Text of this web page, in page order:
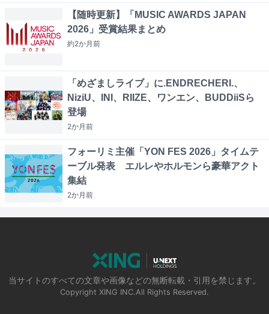
【随時更新】「MUSIC AWARDS JAPAN
2026」受賞結果まとめ
約2か月前
「めざましライブ」に.ENDRECHERI.、
NiziU、INI、RIIZE、ワンエン、BUDDiiSら
登場
2か月前
フォーリミ主催「YON FES 2026」タイムテ
ーブル発表 エルレやホルモンら豪華アクト
集結
2か月前
当サイトのすべての文章や画像などの無断転載・引用を禁じます。
Copyright XING INC.All Rights Reserved.